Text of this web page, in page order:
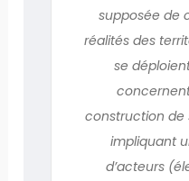
supposée de
réalités des
se
construction de
impliquant
d’acteurs